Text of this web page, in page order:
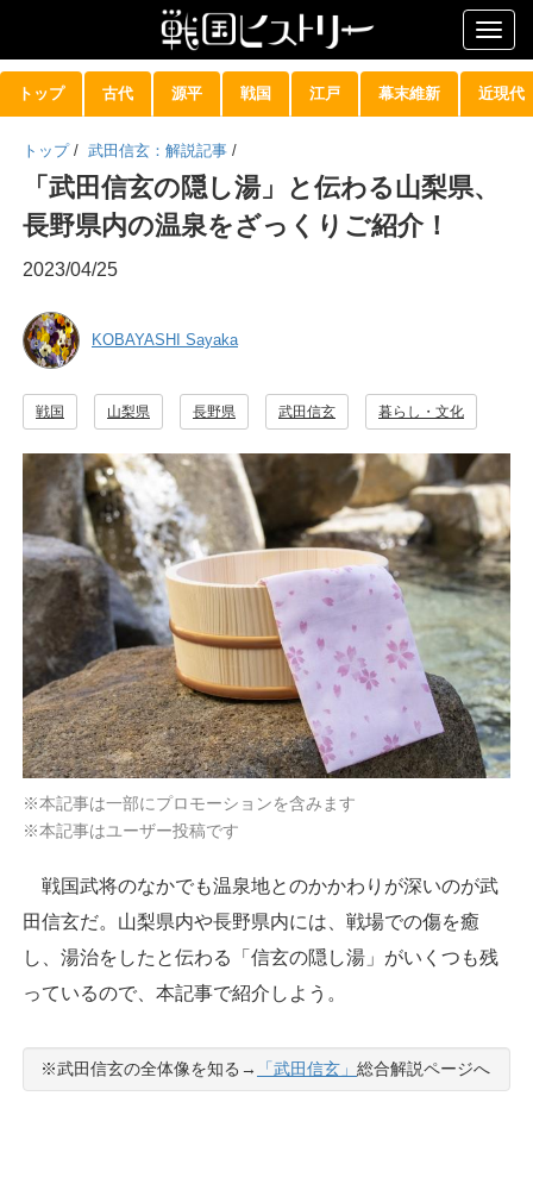
トップ 古代 源平 戦国 江戸 幕末維新 近現代
トップ / 武田信玄：解説記事 /
「武田信玄の隠し湯」と伝わる山梨県、
長野県内の温泉をざっくりご紹介！
2023/04/25
KOBAYASHI Sayaka
戦国 山梨県 長野県 武田信玄 暮らし・文化
※本記事は一部にプロモーションを含みます
※本記事はユーザー投稿です
戦国武将のなかでも温泉地とのかかわりが深いのが武
田信玄だ。山梨県内や長野県内には、戦場での傷を癒
し、湯治をしたと伝わる「信玄の隠し湯」がいくつも残
っているので、本記事で紹介しよう。
※武田信玄の全体像を知る→ 「武田信玄」 総合解説ページへ